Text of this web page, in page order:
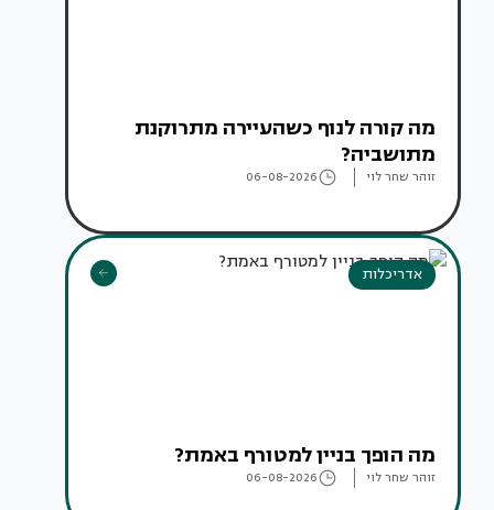
מה קורה לנוף כשהעיירה מתרוקנת
מתושביה?
זוהר שחר לוי 06-08-2026
אדריכלות
מה הופך בניין למטורף באמת?
זוהר שחר לוי 06-08-2026